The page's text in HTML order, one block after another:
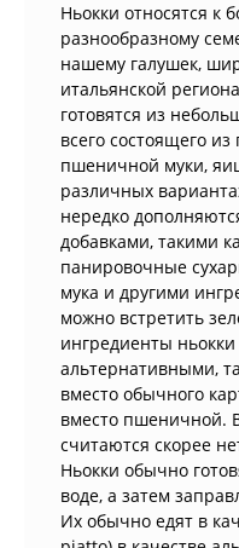
Ньокки относятся к
разнообразному
нашему галушек,
итальянской
готовятся из
всего состоящего
пшеничной муки,
различных
нередко
добавками, такими
панировочные
мука и другими
можно встретить
ингредиенты
альтернативными,
вместо обычного
вместо пшеничной.
считаются скорее
Ньокки обычно
воде, а затем
Их обычно едят в